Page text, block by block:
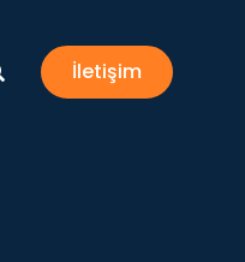
İletişim